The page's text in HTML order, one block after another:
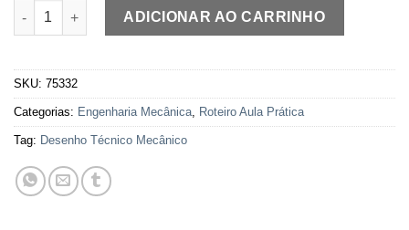
Aula Prática Desenho Técnico Mecânico quantidade
ADICIONAR AO CARRINHO
SKU: 75332
Categorias: Engenharia Mecânica, Roteiro Aula Prática
Tag: Desenho Técnico Mecânico